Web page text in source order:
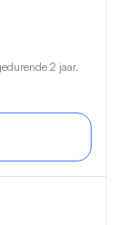
2 jaar.